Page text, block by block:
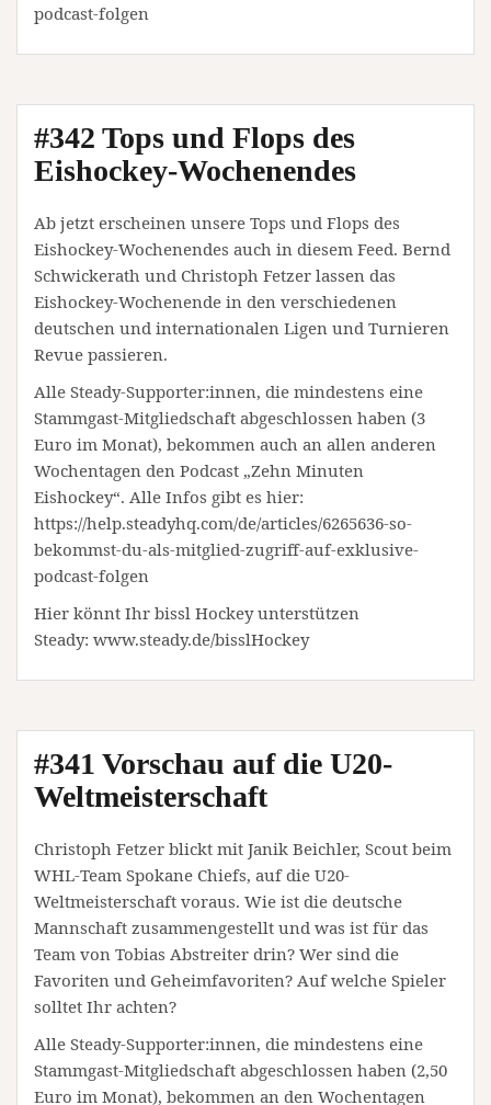
podcast-folgen
#342 Tops und Flops des
Eishockey-Wochenendes
Ab jetzt erscheinen unsere Tops und Flops des
Eishockey-Wochenendes auch in diesem Feed. Bernd
Schwickerath und Christoph Fetzer lassen das
Eishockey-Wochenende in den verschiedenen
deutschen und internationalen Ligen und Turnieren
Revue passieren.
Alle Steady-Supporter:innen, die mindestens eine
Stammgast-Mitgliedschaft abgeschlossen haben (3
Euro im Monat), bekommen auch an allen anderen
Wochentagen den Podcast „Zehn Minuten
Eishockey“. Alle Infos gibt es hier:
https://help.steadyhq.com/de/articles/6265636-so-
bekommst-du-als-mitglied-zugriff-auf-exklusive-
podcast-folgen
Hier könnt Ihr bissl Hockey unterstützen
Steady: www.steady.de/bisslHockey
#341 Vorschau auf die U20-
Weltmeisterschaft
Christoph Fetzer blickt mit Janik Beichler, Scout beim
WHL-Team Spokane Chiefs, auf die U20-
Weltmeisterschaft voraus. Wie ist die deutsche
Mannschaft zusammengestellt und was ist für das
Team von Tobias Abstreiter drin? Wer sind die
Favoriten und Geheimfavoriten? Auf welche Spieler
solltet Ihr achten?
Alle Steady-Supporter:innen, die mindestens eine
Stammgast-Mitgliedschaft abgeschlossen haben (2,50
Euro im Monat), bekommen an den Wochentagen